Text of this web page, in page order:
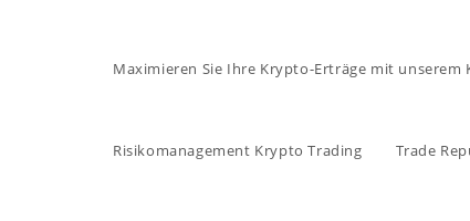
Maximieren Sie Ihre Krypto-Erträge mit unserem
Risikomanagement Krypto Trading Trade